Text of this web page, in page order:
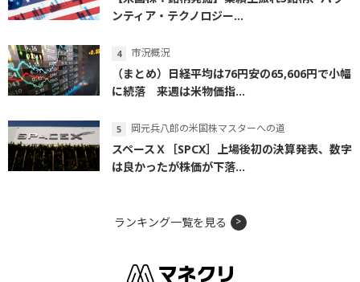
ンティア・テクノロジー...
市況概況
（まとめ）日経平均は76円安の65,606円で小幅
に続落 来週は米物価指...
岡元兵八郎の米国株マスターへの道
スペースＸ［SPCX］上場後初の決算発表、数字
は良かったが株価が下落...
ランキング一覧を見る